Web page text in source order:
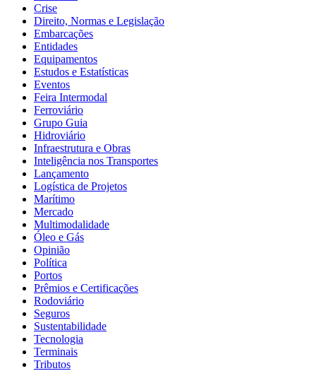
Crise
Direito, Normas e Legislação
Embarcações
Entidades
Equipamentos
Estudos e Estatísticas
Eventos
Feira Intermodal
Ferroviário
Grupo Guia
Hidroviário
Infraestrutura e Obras
Inteligência nos Transportes
Lançamento
Logística de Projetos
Marítimo
Mercado
Multimodalidade
Óleo e Gás
Opinião
Política
Portos
Prêmios e Certificações
Rodoviário
Seguros
Sustentabilidade
Tecnologia
Terminais
Tributos